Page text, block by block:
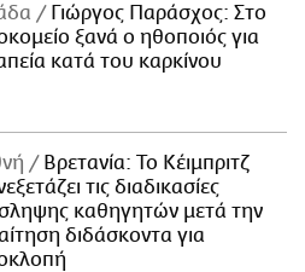
Γιώργος Παράσχος: Στο
ξανά ο ηθοποιός για
κατά του καρκίνου
Βρετανία: Το Κέιμπριτζ
τις διαδικασίες
καθηγητών μετά την
διδάσκοντα για